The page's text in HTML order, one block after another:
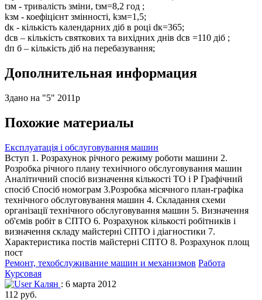
tзм - тривалість зміни, tзм=8,2 год ;
kзм - коефіцієнт змінності, kзм=1,5;
dк - кількість календарних діб в році dк=365;
dсв – кількість святкових та вихідних днів dсв =110 діб ;
dп б – кількість діб на перебазування;
Дополнительная информация
Здано на "5" 2011р
Похожие материалы
Експлуатація і обслуговування машин
Вступ 1. Розрахунок річного режиму роботи машини 2.
Розробка річного плану технічного обслуговування машин
Аналітичний спосіб визначення кількості ТО і Р Графічний
спосіб Спосіб номограм 3.Розробка місячного план-графіка
технічного обслуговування машин 4. Складання схеми
організації технічного обслуговування машин 5. Визначення
об'ємів робіт в СПТО 6. Розрахунок кількості робітників і
визначення складу майстерні СПТО і діагностики 7.
Характеристика постів майстерні СПТО 8. Розрахунок площ
пост
Ремонт, техобслуживание машин и механизмов Работа
Курсовая
Калян : 6 марта 2012
112 руб.